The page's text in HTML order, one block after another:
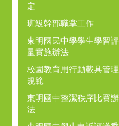
定
班級幹部職掌工作
東明國民中學學生學習評
量實施辦法
校園教育用行動載具管理
規範
東明國中整潔秩序比賽辦
法